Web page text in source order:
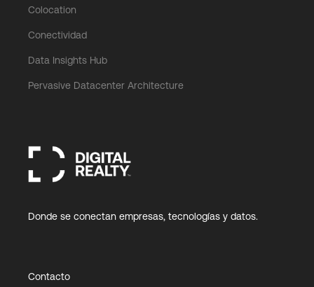
Colocation
Conectividad
Data Insights Hub
Pervasive Datacenter Architecture
Donde se conectan empresas, tecnologías y datos.
Contacto